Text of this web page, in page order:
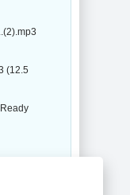
(12.5